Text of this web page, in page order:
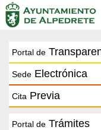
Portal de
Sede Electrónica
Cita Previa
Portal de Trámites